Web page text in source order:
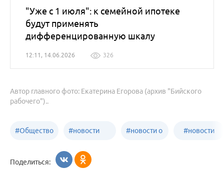
"Уже с 1 июля": к семейной ипотеке
будут применять
дифференцированную шкалу
12:11, 14.06.2026 326
Автор главного фото: Екатерина Егорова (архив "Бийского
рабочего")..
#Общество #новости
образования
#новости о #новости
Поделиться: